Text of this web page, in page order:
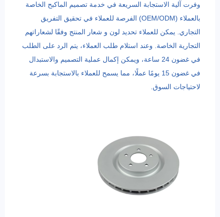
وفرت آلية الاستجابة السريعة في خدمة تصميم الماكبح الخاصة
بالعملاء (OEM/ODM) الفرصة للعملاء في تحقيق التفريق
التجاري. يمكن للعملاء تحديد لون و شعار المنتج وفقًا لشعاراتهم
التجارية الخاصة. وعند استلام طلب العملاء، يتم الرد على الطلب
في غضون 24 ساعة، ويمكن إكمال عملية التصميم والاستبدال
في غضون 15 يومًا عملًا، مما يسمح للعملاء بالاستجابة بسرعة
لاحتياجات السوق.